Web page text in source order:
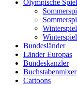
Olympische
Bundesländer
Länder Europas
Bundeskanzler
Buchstabenmixer
Cartoons